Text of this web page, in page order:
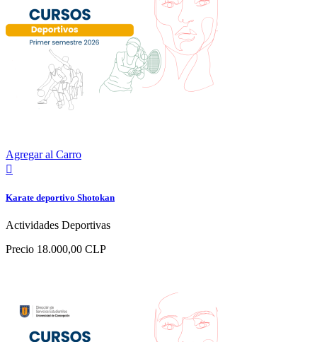
Agregar al Carro

Karate deportivo Shotokan
Actividades Deportivas
Precio 18.000,00 CLP